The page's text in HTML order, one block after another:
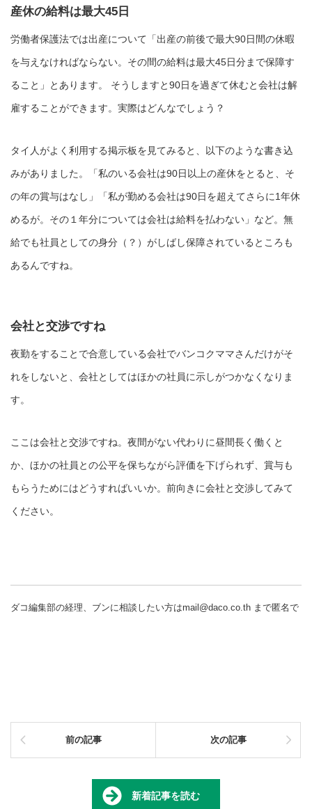
産休の給料は最大45日
労働者保護法では出産について「出産の前後で最大90日間の休暇
を与えなければならない。その間の給料は最大45日分まで保障す
ること」とあります。 そうしますと90日を過ぎて休むと会社は解
雇することができます。実際はどんなでしょう？
タイ人がよく利用する掲示板を見てみると、以下のような書き込
みがありました。「私のいる会社は90日以上の産休をとると、そ
の年の賞与はなし」「私が勤める会社は90日を超えてさらに1年休
めるが。その１年分については会社は給料を払わない」など。無
給でも社員としての身分（？）がしばし保障されているところも
あるんですね。
会社と交渉ですね
夜勤をすることで合意している会社でバンコクママさんだけがそ
れをしないと、会社としてはほかの社員に示しがつかなくなりま
す。
ここは会社と交渉ですね。夜間がない代わりに昼間長く働くと
か、ほかの社員との公平を保ちながら評価を下げられず、賞与も
もらうためにはどうすればいいか。前向きに会社と交渉してみて
ください。
ダコ編集部の経理、ブンに相談したい方はmail@daco.co.th まで匿名で
前の記事 次の記事
新着記事を読む